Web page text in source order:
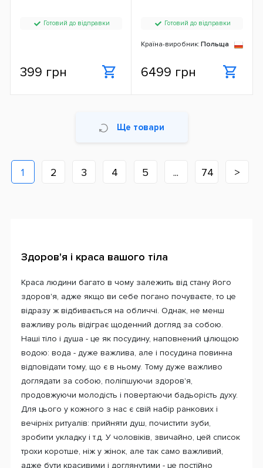
Готовий до відправки
399 грн
Готовий до відправки
Країна-виробник: Польща
6499 грн
Ще товари
1 2 3 4 5 ... 74 >
Здоров'я і краса вашого тіла
Краса людини багато в чому залежить від стану його
здоров'я, адже якщо ви себе погано почуваєте, то це
відразу ж відбивається на обличчі. Однак, не менш
важливу роль відіграє щоденний догляд за собою.
Наші тіло і душа - це як посудину, наповнений цілющою
водою: вода - дуже важлива, але і посудина повинна
відповідати тому, що є в ньому. Тому дуже важливо
доглядати за собою, поліпшуючи здоров'я,
продовжуючи молодість і повертаючи бадьорість духу.
Для цього у кожного з нас є свій набір ранкових і
вечірніх ритуалів: прийняти душ, почистити зуби,
зробити укладку і т.д. У чоловіків, звичайно, цей список
трохи коротше, ніж у жінок, але так само важливий,
адже бути красивими і доглянутими - це постійно